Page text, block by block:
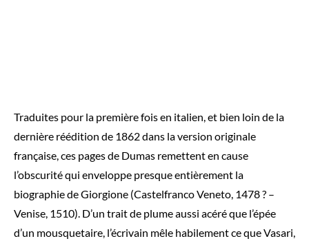
Traduites pour la première fois en italien, et bien loin de la
dernière réédition de 1862 dans la version originale
française, ces pages de Dumas remettent en cause
l’obscurité qui enveloppe presque entièrement la
biographie de Giorgione (Castelfranco Veneto, 1478 ? –
Venise, 1510). D’un trait de plume aussi acéré que l’épée
d’un mousquetaire, l’écrivain mêle habilement ce que Vasari,